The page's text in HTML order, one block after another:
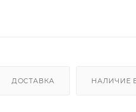
ДОСТАВКА НАЛИЧИЕ